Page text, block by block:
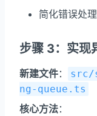
简化错误处
步骤 3：实现
新建文件：
src/
ng-queue.ts
核心方法：